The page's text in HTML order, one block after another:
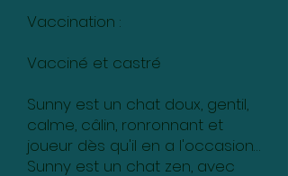
Vaccination :
Vacciné et castré
Sunny est un chat doux, gentil,
calme, câlin, ronronnant et
joueur dès qu'il en a l'occasion…
Sunny est un chat zen, avec